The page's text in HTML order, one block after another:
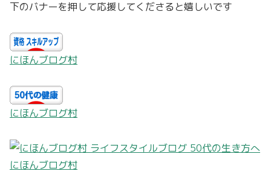
下のバナーを押して応援してくださると嬉しいです
にほんブログ村
にほんブログ村
にほんブログ村